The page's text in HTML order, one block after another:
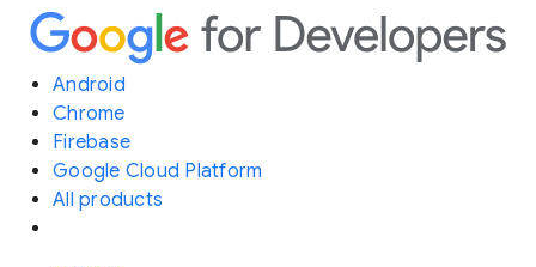
Android
Chrome
Firebase
Google Cloud Platform
All products